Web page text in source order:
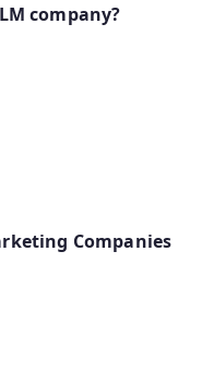
company?
Companies